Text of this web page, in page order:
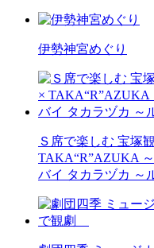
伊勢神宮めぐり
Ｓ席で楽しむ 宝塚
TAKA“R”AZUKA
バイ タカラヅカ ～